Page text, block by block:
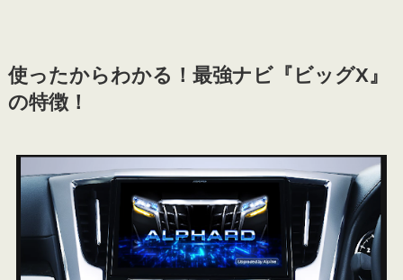
使ったからわかる！最強ナビ『ビッグX』
の特徴！